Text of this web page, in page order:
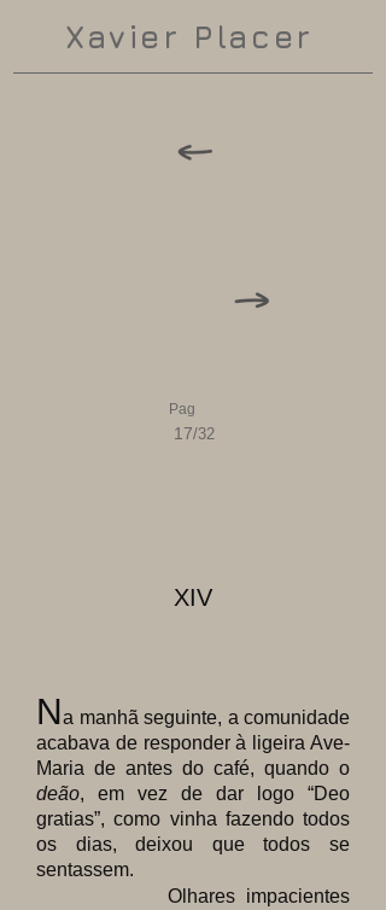
Xavier Placer
XIV
Na manhã seguinte, a comunidade
acabava de responder à ligeira Ave-
Maria de antes do café, quando o
deão, em vez de dar logo “Deo
gratias”, como vinha fazendo todos
os dias, deixou que todos se
sentassem.
Olhares impacientes
Pag
17/32